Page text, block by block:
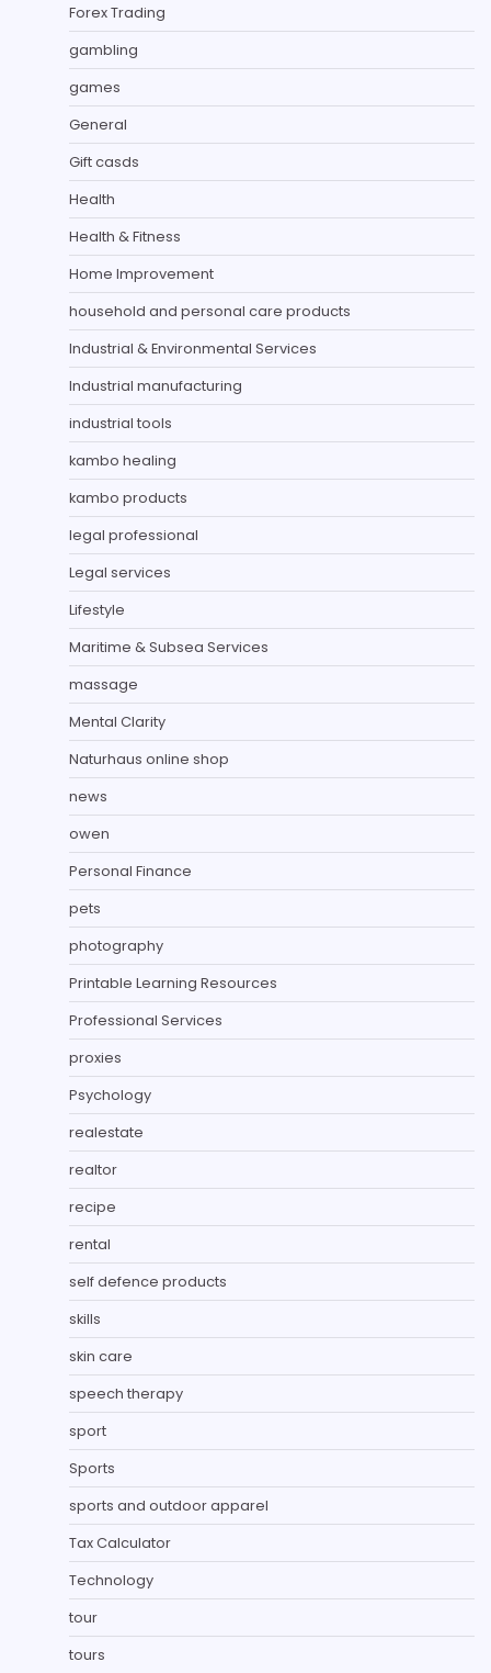
Forex Trading
gambling
games
General
Gift casds
Health
Health & Fitness
Home Improvement
household and personal care products
Industrial & Environmental Services
Industrial manufacturing
industrial tools
kambo healing
kambo products
legal professional
Legal services
Lifestyle
Maritime & Subsea Services
massage
Mental Clarity
Naturhaus online shop
news
owen
Personal Finance
pets
photography
Printable Learning Resources
Professional Services
proxies
Psychology
realestate
realtor
recipe
rental
self defence products
skills
skin care
speech therapy
sport
Sports
sports and outdoor apparel
Tax Calculator
Technology
tour
tours